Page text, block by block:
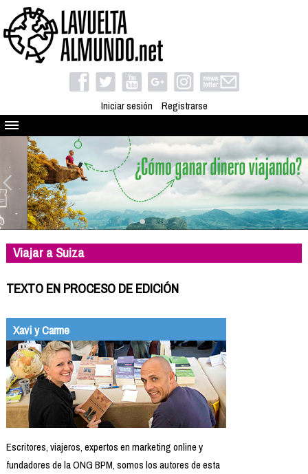
Iniciar sesión Registrarse
Quienes somos
El proyecto
Blog
Viaja con nosotros
Camino solidario
Libros
Compañeros de viaje
Info viajeros
Contactar
Viajar a Suiza
TEXTO EN PROCESO DE EDICIÓN
Xavi y Carme
Escritores, viajeros, expertos en marketing online y
fundadores de la ONG BPM, somos los autores de esta